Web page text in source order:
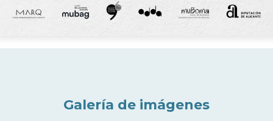
Galería de imágenes